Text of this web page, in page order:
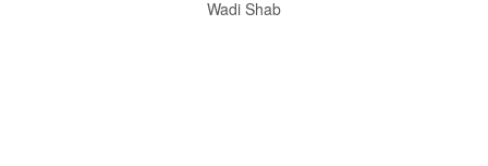
Wadi Shab